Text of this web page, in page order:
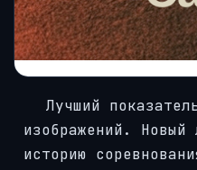
Лучший
изображений.
историю